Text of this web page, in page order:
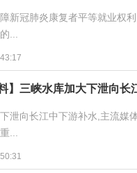
新冠肺炎康复者平等就业权
...
】三峡水库加大下泄向长
泄向长江中下游补水,主流媒
...